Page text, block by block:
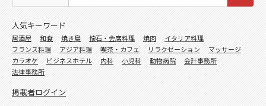
人気キーワード
居酒屋 和食 焼き鳥 懐石・会席料理 焼肉
イタリア料理
フランス料理
アジア料理 喫茶・カフェ リラクゼーション
マッサージ
カラオケ
ビジネスホテル 内科 小児科 動物病院
会計事務所
法律事務所
掲載者ログイン